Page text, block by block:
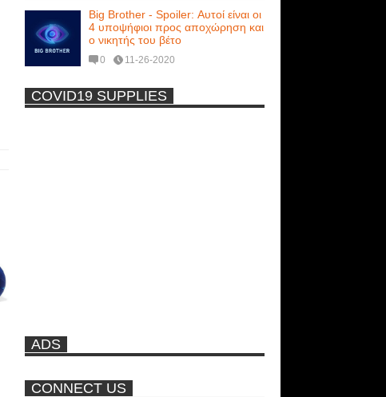
Big Brother - Spoiler: Αυτοί είναι οι
4 υποψήφιοι προς αποχώρηση και
ο νικητής του βέτο
0 11-26-2020
Η Εύα Λάσκαρη Γυμνή Στο
πισίνα
-
COVID19 SUPPLIES
ADS
CONNECT US